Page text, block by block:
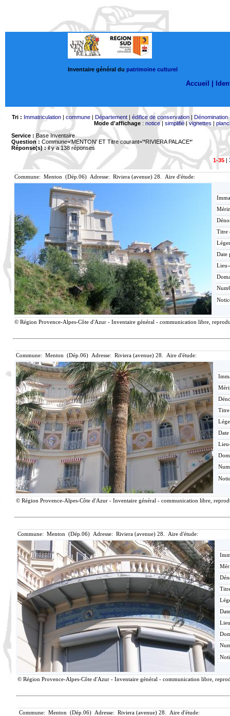
Inventaire général du patrimoine culturel
Accueil |
Tri : Immatriculation| commune| Département| édifice de conservation| Dénomination
Mode d'affichage: notice| simplifié|vignettes |
Service : Base Inventaire
Question : Commune='MENTON' ET Titre courant='*RIVIERA PALACE*'
Réponse(s) :il y a 138 réponses
1-35|
Commune: Menton (Dép.06) Adresse: Riviera (avenue) 28. Aire d'étude:
Titre
Date
© Région Provence-Alpes-Côte d'Azur - Inventaire général - communication libre,
Commune: Menton (Dép.06) Adresse: Riviera (avenue) 28. Aire d'étude:
© Région Provence-Alpes-Côte d'Azur - Inventaire général - communication libre,
Commune: Menton (Dép.06) Adresse: Riviera (avenue) 28. Aire d'étude:
© Région Provence-Alpes-Côte d'Azur - Inventaire général - communication libre,
Commune: Menton (Dép.06) Adresse: Riviera (avenue) 28. Aire d'étude: